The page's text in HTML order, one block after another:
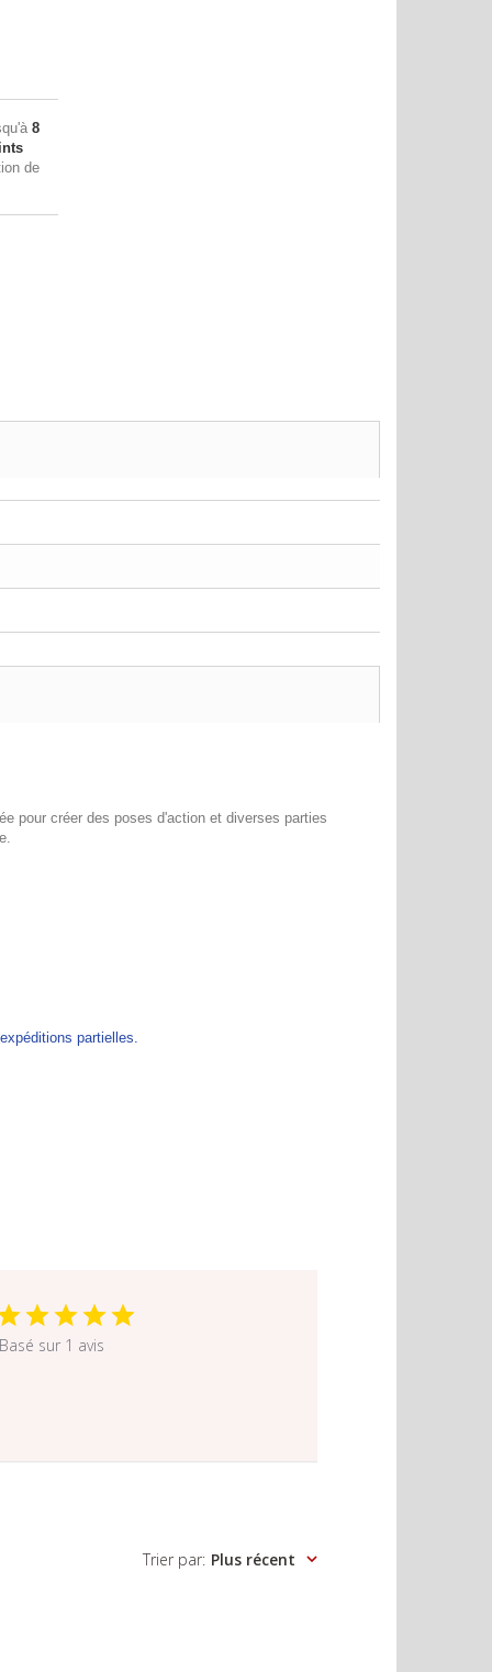
8
de
pour créer des poses d'action et diverses parties
partielles.
Basé sur 1 avis
Trier par: Plus récent